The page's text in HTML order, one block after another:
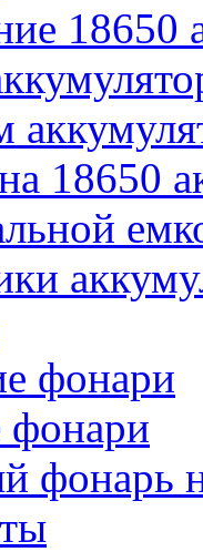
18650
18650
фонари
фонари
фонарь